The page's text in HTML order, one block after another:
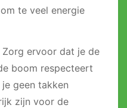
te veel energie
Zorg ervoor dat je de
boom respecteert
geen takken
zijn voor de